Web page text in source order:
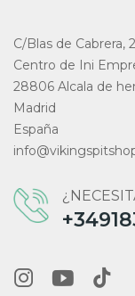
C/Blas de Cabrera,
Centro de Ini
28806 Alcala de
Madrid
España